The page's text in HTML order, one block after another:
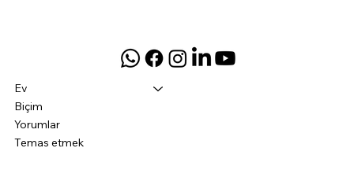
Ev
Biçim
Yorumlar
Temas etmek